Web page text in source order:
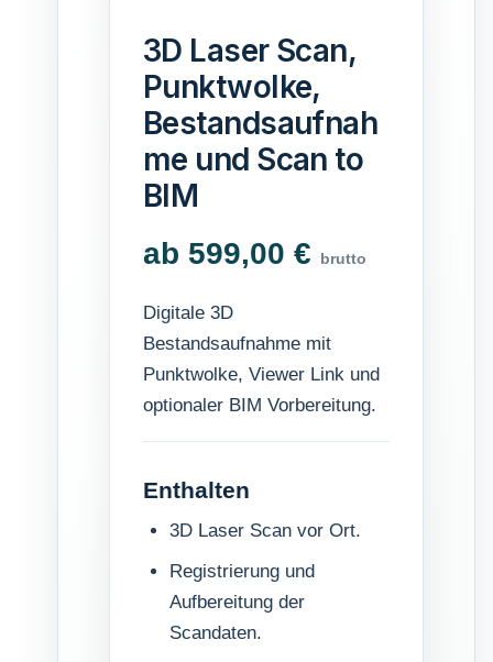
3D Laser Scan,
Punktwolke,
Bestandsaufnah
me und Scan to
BIM
ab 599,00 € brutto
Digitale 3D
Bestandsaufnahme mit
Punktwolke, Viewer Link und
optionaler BIM Vorbereitung.
Enthalten
3D Laser Scan vor Ort.
Registrierung und
Aufbereitung der
Scandaten.